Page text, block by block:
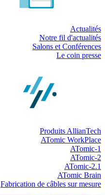
Actualités
Notre fil d'actualités
Salons et Conférences
Le coin presse
Produits AllianTech
ATomic WorkPlace
ATomic-1
ATomic-2
ATomic-2.1
ATomic Brain
Fabrication de câbles sur mesure